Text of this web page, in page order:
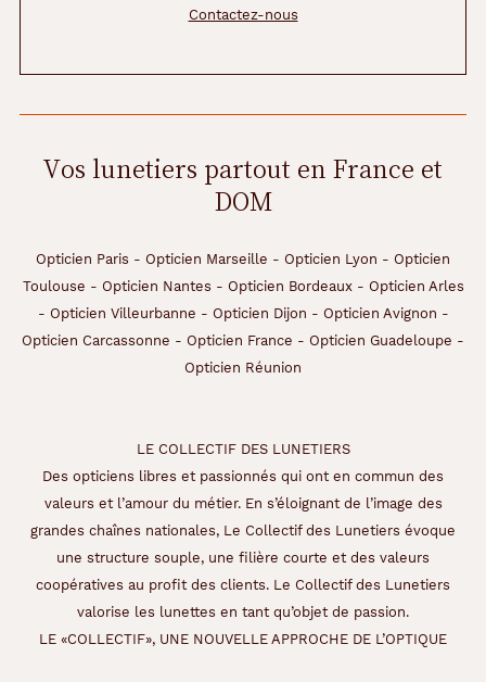
Contactez-nous
Vos lunetiers partout en France et
DOM
Opticien Paris - Opticien Marseille - Opticien Lyon - Opticien
Toulouse - Opticien Nantes - Opticien Bordeaux- Opticien Arles
- Opticien Villeurbanne - Opticien Dijon - Opticien Avignon -
Opticien Carcassonne - Opticien France - Opticien Guadeloupe -
Opticien Réunion
LE COLLECTIF DES LUNETIERS
Des opticiens libres et passionnés qui ont en commun des
valeurs et l’amour du métier. En s’éloignant de l’image des
grandes chaînes nationales, Le Collectif des Lunetiers évoque
une structure souple, une filière courte et des valeurs
coopératives au profit des clients. Le Collectif des Lunetiers
valorise les lunettes en tant qu’objet de passion.
LE «COLLECTIF», UNE NOUVELLE APPROCHE DE L’OPTIQUE